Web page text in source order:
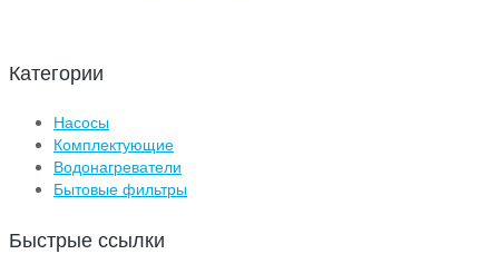
Категории
Насосы
Комплектующие
Водонагреватели
Бытовые фильтры
Быстрые ссылки